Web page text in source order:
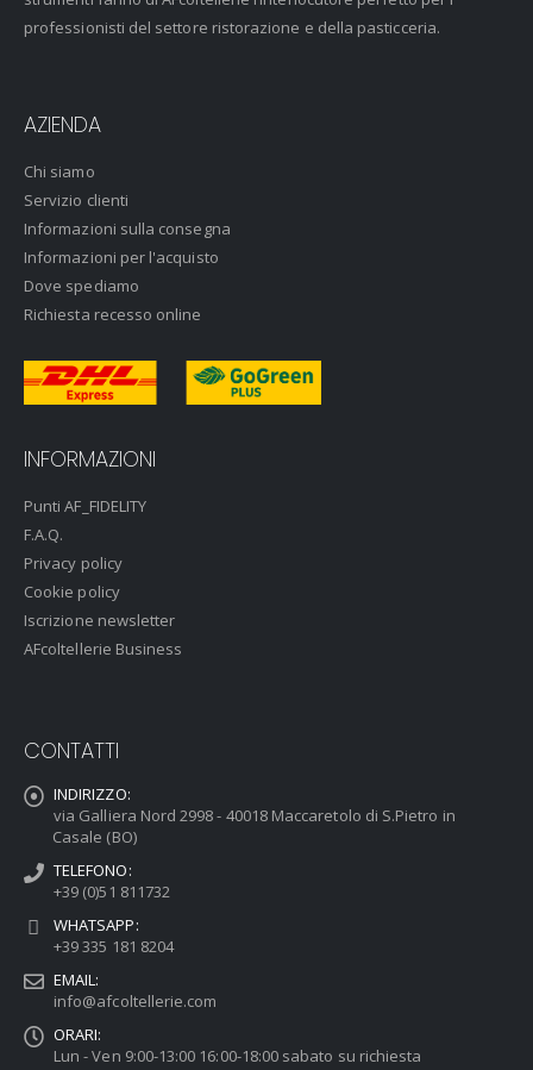
professionisti del settore ristorazione e della pasticceria.
AZIENDA
Chi siamo
Servizio clienti
Informazioni sulla consegna
Informazioni per l'acquisto
Dove spediamo
Richiesta recesso online
INFORMAZIONI
Punti AF_FIDELITY
F.A.Q.
Privacy policy
Cookie policy
Iscrizione newsletter
AFcoltellerie Business
CONTATTI
INDIRIZZO:
via Galliera Nord 2998 - 40018 Maccaretolo di S.Pietro in
Casale (BO)
TELEFONO:
+39 (0)51 811732
WHATSAPP:
+39 335 181 8204
EMAIL:
info@afcoltellerie.com
ORARI:
Lun - Ven 9:00-13:00 16:00-18:00 sabato su richiesta